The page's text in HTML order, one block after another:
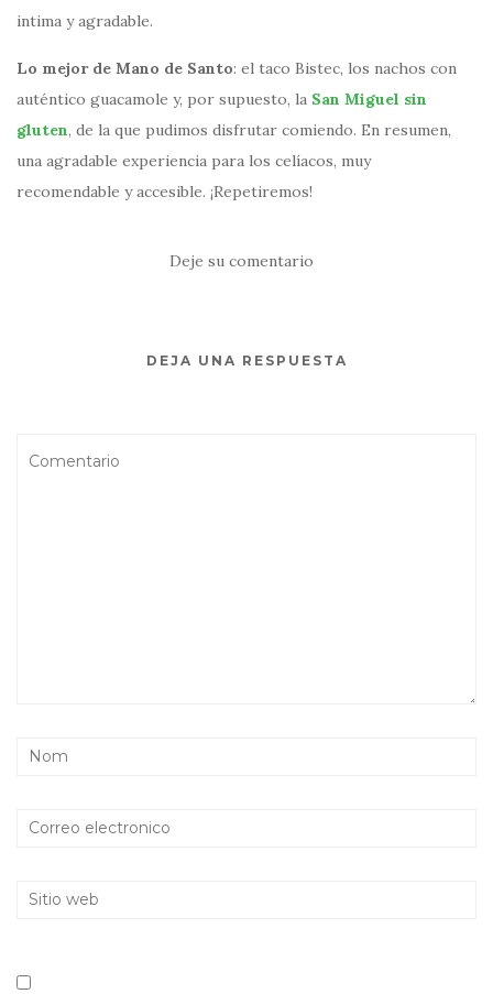
intima y agradable.
Lo mejor de Mano de Santo: el taco Bistec, los nachos con
auténtico guacamole y, por supuesto, la San Miguel sin
gluten, de la que pudimos disfrutar comiendo. En resumen,
una agradable experiencia para los celíacos, muy
recomendable y accesible. ¡Repetiremos!
Deje su comentario
DEJA UNA RESPUESTA